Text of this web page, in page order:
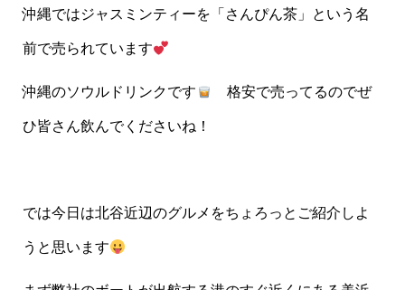
沖縄ではジャスミンティーを「さんぴん茶」という名
前で売られています
沖縄のソウルドリンクです 格安で売ってるのでぜ
ひ皆さん飲んでくださいね！
では今日は北谷近辺のグルメをちょろっとご紹介しよ
うと思います